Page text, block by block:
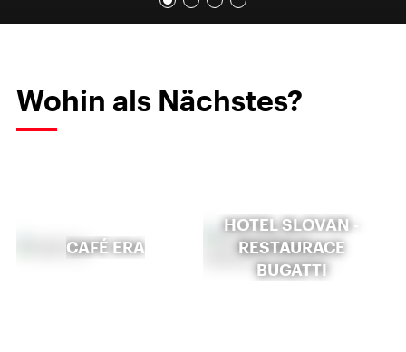
Wohin als Nächstes?
CAFÉ ERA
HOTEL SLOVAN -
RESTAURACE
BUGATTI